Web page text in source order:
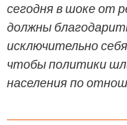
сегодня в шоке от
должны
исключительно
чтобы политики
населения по